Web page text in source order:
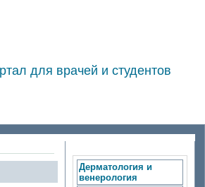
для врачей и студентов
Дерматология и
венерология